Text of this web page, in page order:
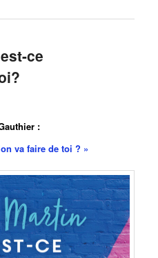
ce
:
va faire de toi ? »